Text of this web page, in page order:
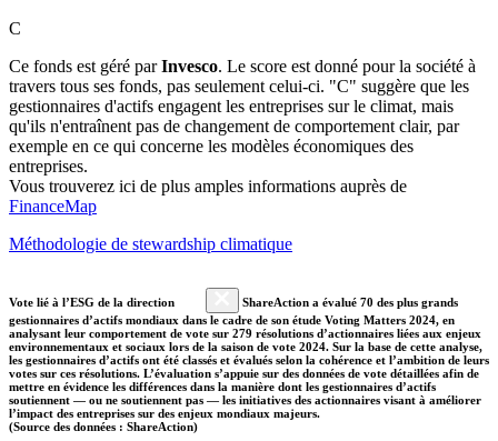
C
Ce fonds est géré parInvesco. Le score est donné pour la société à
travers tous ses fonds, pas seulement celui-ci. "C" suggère que les
gestionnaires d'actifs engagent les entreprises sur le climat, mais
qu'ils n'entraînent pas de changement de comportement clair, par
exemple en ce qui concerne les modèles économiques des
entreprises.
Vous trouverez ici de plus amples informations auprès de
FinanceMap
Méthodologie de stewardship climatique
Vote lié à l’ESG de la direction
ShareAction a évalué 70 des plus grands
gestionnaires d’actifs mondiaux dans le cadre de son étude Voting Matters 2024, en
analysant leur comportement de vote sur 279 résolutions d’actionnaires liées aux enjeux
environnementaux et sociaux lors de la saison de vote 2024. Sur la base de cette analyse,
les gestionnaires d’actifs ont été classés et évalués selon la cohérence et l’ambition de leurs
votes sur ces résolutions. L’évaluation s’appuie sur des données de vote détaillées afin de
mettre en évidence les différences dans la manière dont les gestionnaires d’actifs
soutiennent — ou ne soutiennent pas — les initiatives des actionnaires visant à améliorer
l’impact des entreprises sur des enjeux mondiaux majeurs.
(Source des données : ShareAction)